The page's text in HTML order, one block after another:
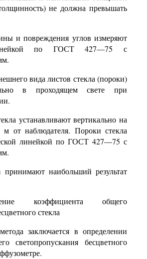
не должна превышать
и повреждения углов измеряют
по ГОСТ427—75 с
вида листов стекла (пороки)
в проходящем свете при
устанавливают вертикально на
м от наблюдателя. Пороки стекла
линейкой по ГОСТ 427—75 с
принимают наибольший результат
коэффициента общего
стекла
заключается в определении
светопропускания бесцветного